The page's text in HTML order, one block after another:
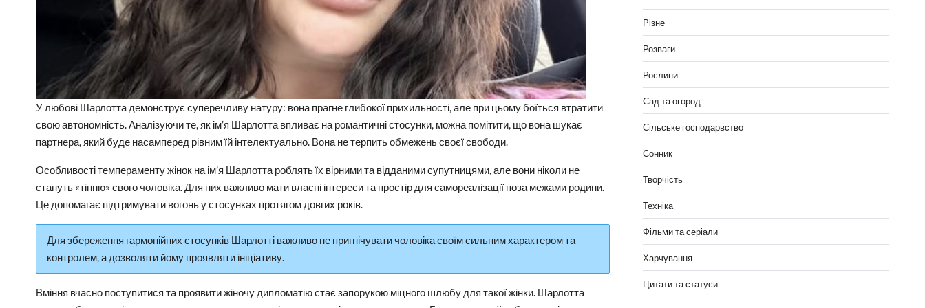
У любові Шарлотта демонструє суперечливу натуру: вона прагне глибокої прихильності, але при цьому боїться втратити
свою автономність. Аналізуючи те, як ім’я Шарлотта впливає на романтичні стосунки, можна помітити, що вона шукає
партнера, який буде насамперед рівним їй інтелектуально. Вона не терпить обмежень своєї свободи.
Особливості темпераменту жінок на ім’я Шарлотта роблять їх вірними та відданими супутницями, але вони ніколи не
стануть «тінню» свого чоловіка. Для них важливо мати власні інтереси та простір для самореалізації поза межами родини.
Це допомагає підтримувати вогонь у стосунках протягом довгих років.
Для збереження гармонійних стосунків Шарлотті важливо не пригнічувати чоловіка своїм сильним характером та
контролем, а дозволяти йому проявляти ініціативу.
Вміння вчасно поступитися та проявити жіночу дипломатію стає запорукою міцного шлюбу для такої жінки. Шарлотта
Різне
Розваги
Рослини
Сад та огород
Сільське господарвство
Сонник
Творчість
Техніка
Фільми та серіали
Харчування
Цитати та статуси